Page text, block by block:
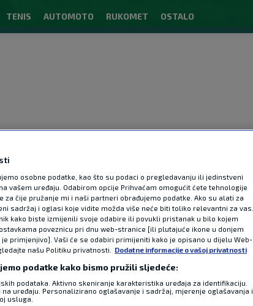
TENIS AUTOMOTO RUKOMET OSTALO
OGLAS
osobne podatke, kao što su podaci o pregledavanju ili jedinstveni
vašem uređaju. Odabirom opcije Prihvaćam omogućit ćete tehnologije
za čije pružanje mi i naši partneri obrađujemo podatke. Ako su alati za
sadržaj i oglasi koje vidite možda više neće biti toliko relevantni za vas.
kako biste izmijenili svoje odabire ili povukli pristanak u bilo kojem
poveznicu pri dnu web-stranice [ili plutajuće ikone u donjem
primjenjivo]. Vaši će se odabiri primijeniti kako je opisano u dijelu Web-
našu Politiku privatnosti.
Dodatne informacije o vašoj privatnosti
podatke kako bismo pružili sljedeće:
podataka. Aktivno skeniranje karakteristika uređaja za identifikaciju.
uređaju. Personalizirano oglašavanje i sadržaj, mjerenje oglašavanja i
usluga.